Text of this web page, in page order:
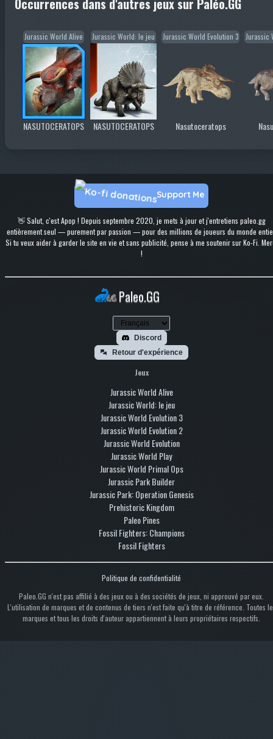
Occurrences dans d'autres jeux sur Paléo.GG
Jurassic World Alive
NASUTOCERATOPS
Jurassic World: le jeu
NASUTOCERATOPS
Jurassic World Evolution 3
Nasutoceratops
Jurassic
👋 Salut, c'est Apop ! Depuis septembre 2020, je mets à jour et j'entretiens paleo.gg
entièrement seul — purement par passion — pour des millions de joueurs du monde
Si tu veux aider à garder le site en vie et sans publicité, pense à me soutenir sur Ko-Fi.
!
Support Me
Paleo.GG
Discord
Retour d'expérience
Jeux
Jurassic World Alive
Jurassic World: le jeu
Jurassic World Evolution 3
Jurassic World Evolution 2
Jurassic World Evolution
Jurassic World Play
Jurassic World Primal Ops
Jurassic Park Builder
Jurassic Park: Operation Genesis
Prehistoric Kingdom
Paleo Pines
Fossil Fighters: Champions
Fossil Fighters
Paleo.GG n'est pas affilié à des jeux ou à des sociétés de jeux, ni approuvé par eux.
L'utilisation de marques et de contenus de tiers n'est faite qu'à titre de référence. Toutes
marques et tous les droits d'auteur appartiennent à leurs propriétaires respectifs.
Politique de confidentialité